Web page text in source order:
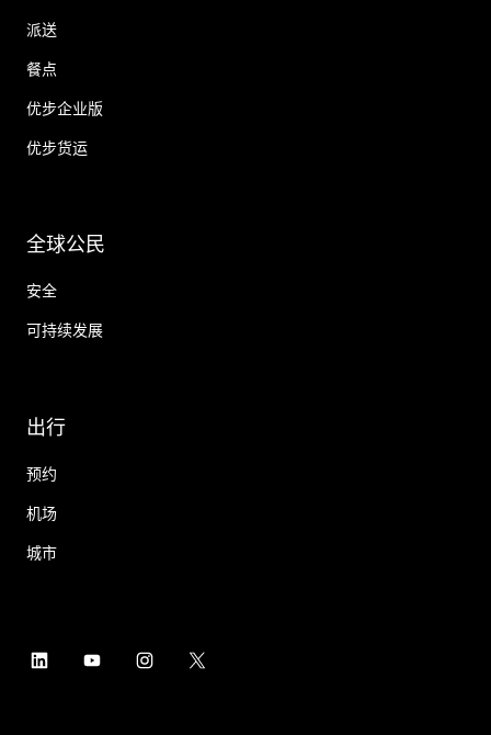
派送
餐点
优步企业版
优步货运
全球公民
安全
可持续发展
出行
预约
机场
城市